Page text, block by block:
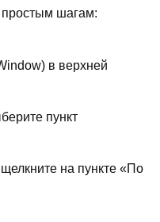
простым шагам:
в верхней
пункт
на пункте «По